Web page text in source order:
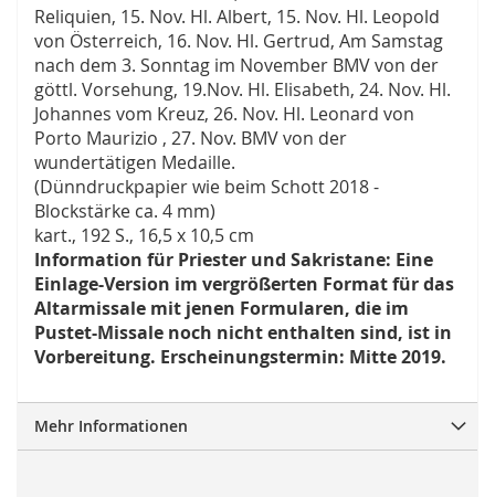
Reliquien, 15. Nov. Hl. Albert, 15. Nov. Hl. Leopold
von Österreich, 16. Nov. Hl. Gertrud, Am Samstag
nach dem 3. Sonntag im November BMV von der
göttl. Vorsehung, 19.Nov. Hl. Elisabeth, 24. Nov. Hl.
Johannes vom Kreuz, 26. Nov. Hl. Leonard von
Porto Maurizio , 27. Nov. BMV von der
wundertätigen Medaille.
(Dünndruckpapier wie beim Schott 2018 -
Blockstärke ca. 4 mm)
kart., 192 S., 16,5 x 10,5 cm
Information für Priester und Sakristane: Eine
Einlage-Version im vergrößerten Format für das
Altarmissale mit jenen Formularen, die im
Pustet-Missale noch nicht enthalten sind, ist in
Vorbereitung. Erscheinungstermin: Mitte 2019.
Mehr Informationen